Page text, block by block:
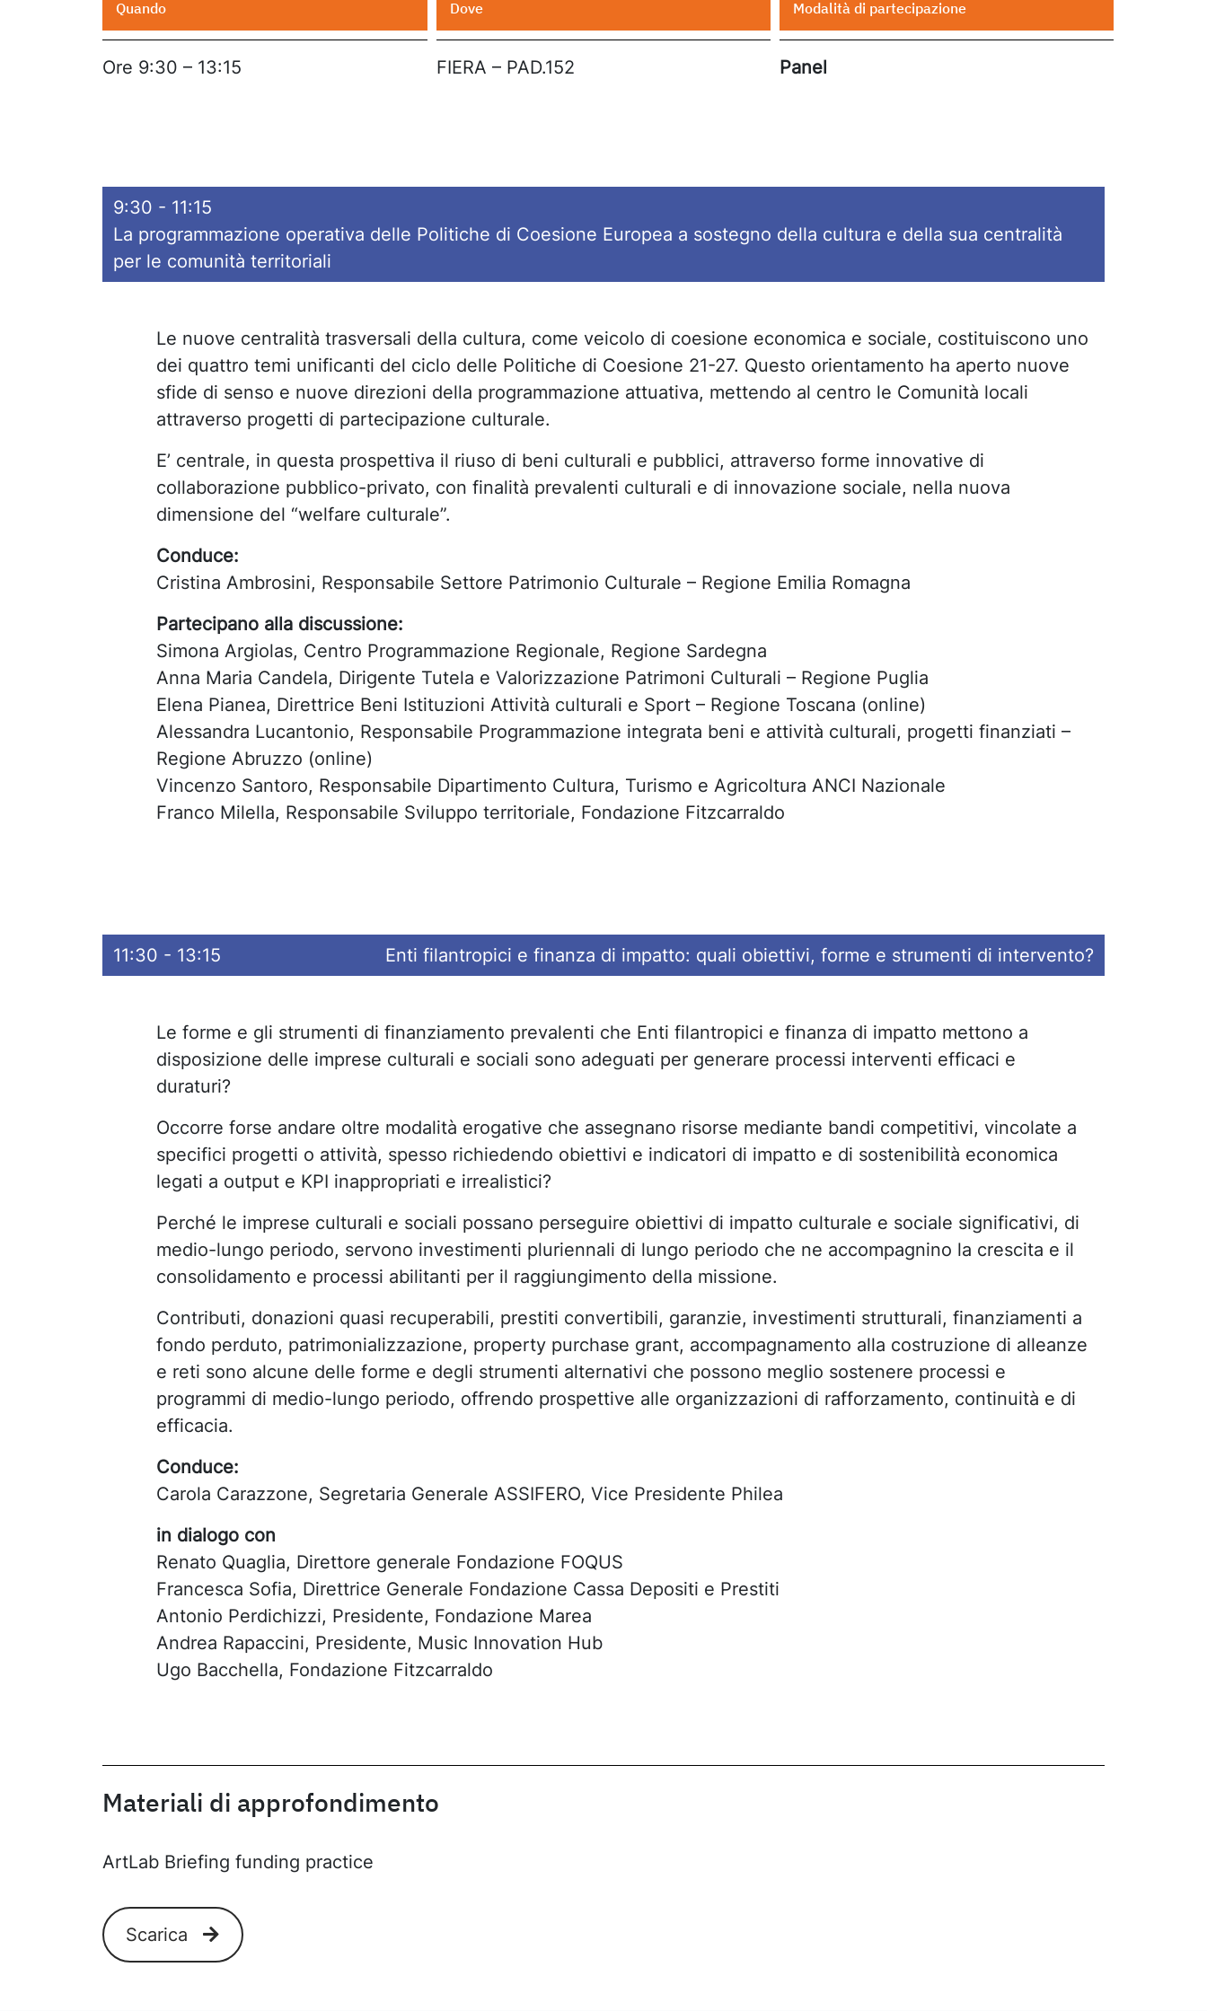
Quando
Ore 9:30 – 13:15
Dove
FIERA – PAD.152
Modalità di partecipazione
Panel
9:30 - 11:15
La programmazione operativa delle Politiche di Coesione Europea a sostegno della cultura e della sua centralità
per le comunità territoriali
Le nuove centralità trasversali della cultura, come veicolo di coesione economica e sociale, costituiscono uno
dei quattro temi unificanti del ciclo delle Politiche di Coesione 21-27. Questo orientamento ha aperto nuove
sfide di senso e nuove direzioni della programmazione attuativa, mettendo al centro le Comunità locali
attraverso progetti di partecipazione culturale.
E’ centrale, in questa prospettiva il riuso di beni culturali e pubblici, attraverso forme innovative di
collaborazione pubblico-privato, con finalità prevalenti culturali e di innovazione sociale, nella nuova
dimensione del “welfare culturale”.
Conduce:
Cristina Ambrosini, Responsabile Settore Patrimonio Culturale – Regione Emilia Romagna
Partecipano alla discussione:
Simona Argiolas, Centro Programmazione Regionale, Regione Sardegna
Anna Maria Candela, Dirigente Tutela e Valorizzazione Patrimoni Culturali – Regione Puglia
Elena Pianea, Direttrice Beni Istituzioni Attività culturali e Sport – Regione Toscana (online)
Alessandra Lucantonio, Responsabile Programmazione integrata beni e attività culturali, progetti finanziati –
Regione Abruzzo (online)
Vincenzo Santoro, Responsabile Dipartimento Cultura, Turismo e Agricoltura ANCI Nazionale
Franco Milella, Responsabile Sviluppo territoriale, Fondazione Fitzcarraldo
11:30 - 13:15 Enti filantropici e finanza di impatto: quali obiettivi, forme e strumenti di intervento?
Le forme e gli strumenti di finanziamento prevalenti che Enti filantropici e finanza di impatto mettono a
disposizione delle imprese culturali e sociali sono adeguati per generare processi interventi efficaci e
duraturi?
Occorre forse andare oltre modalità erogative che assegnano risorse mediante bandi competitivi, vincolate a
specifici progetti o attività, spesso richiedendo obiettivi e indicatori di impatto e di sostenibilità economica
legati a output e KPI inappropriati e irrealistici?
Perché le imprese culturali e sociali possano perseguire obiettivi di impatto culturale e sociale significativi, di
medio-lungo periodo, servono investimenti pluriennali di lungo periodo che ne accompagnino la crescita e il
consolidamento e processi abilitanti per il raggiungimento della missione.
Contributi, donazioni quasi recuperabili, prestiti convertibili, garanzie, investimenti strutturali, finanziamenti a
fondo perduto, patrimonializzazione, property purchase grant, accompagnamento alla costruzione di alleanze
e reti sono alcune delle forme e degli strumenti alternativi che possono meglio sostenere processi e
programmi di medio-lungo periodo, offrendo prospettive alle organizzazioni di rafforzamento, continuità e di
efficacia.
Conduce:
Carola Carazzone, Segretaria Generale ASSIFERO, Vice Presidente Philea
in dialogo con
Renato Quaglia, Direttore generale Fondazione FOQUS
Francesca Sofia, Direttrice Generale Fondazione Cassa Depositi e Prestiti
Antonio Perdichizzi, Presidente, Fondazione Marea
Andrea Rapaccini, Presidente, Music Innovation Hub
Ugo Bacchella, Fondazione Fitzcarraldo
Materiali di approfondimento
ArtLab Briefing funding practice
Scarica